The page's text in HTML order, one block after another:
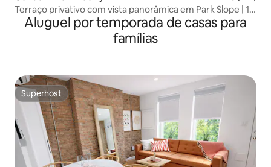
Terraço privativo com vista panorâmica em Park Slope | 10
min de Nova York
Aluguel por temporada de casas para
famílias
Superhost
Superhost